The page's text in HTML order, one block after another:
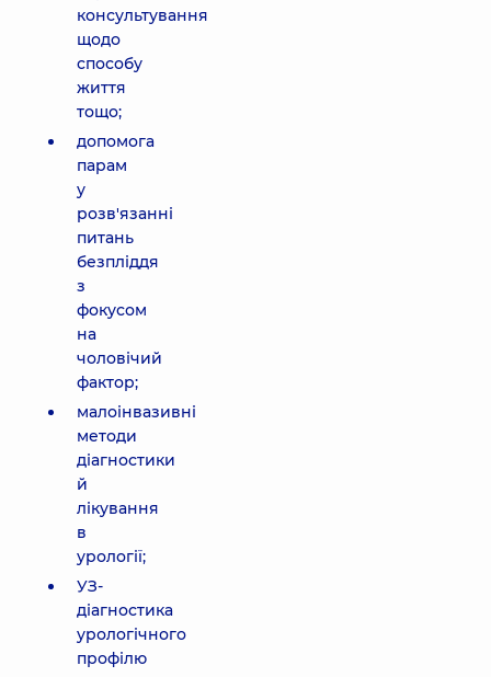
консультування
щодо
способу
життя
тощо;
допомога
парам
у
розв'язанні
питань
безпліддя
з
фокусом
на
чоловічий
фактор;
малоінвазивні
методи
діагностики
й
лікування
в
урології;
УЗ-
діагностика
урологічного
профілю